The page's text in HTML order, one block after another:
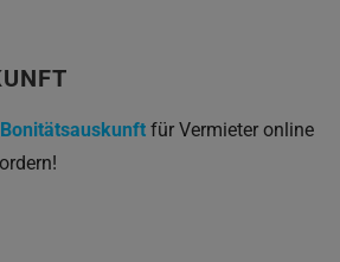
für Vermieter online